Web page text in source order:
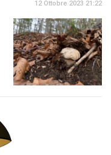
12 Ottobre 2023 21:22